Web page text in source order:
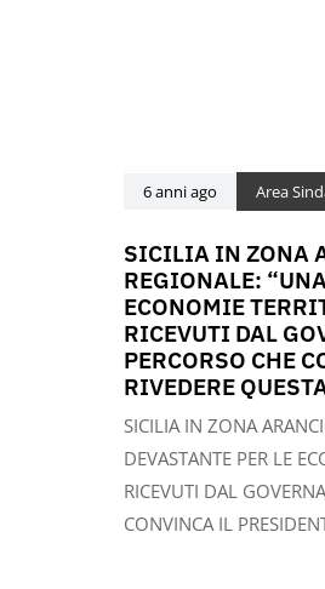
6 anni ago Area
SICILIA IN ZONA
REGIONALE:
ECONOMIE
RICEVUTI DAL
PERCORSO CHE
RIVEDERE
SICILIA IN ZONA
DEVASTANTE PER LE
RICEVUTI DAL
CONVINCA IL